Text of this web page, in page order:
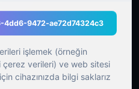
9472-ae72d74324c3
işlemek (örneğin
çerez verileri) ve web sitesi
cihazınızda bilgi saklarız